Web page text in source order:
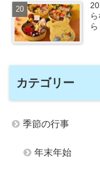
ら
カテゴリー
季節の行事
年末年始